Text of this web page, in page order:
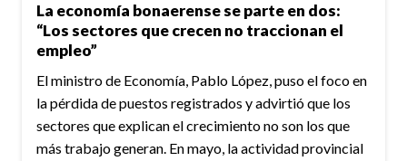
La economía bonaerense se parte en dos:
“Los sectores que crecen no traccionan el
empleo”
El ministro de Economía, Pablo López, puso el foco en
la pérdida de puestos registrados y advirtió que los
sectores que explican el crecimiento no son los que
más trabajo generan. En mayo, la actividad provincial